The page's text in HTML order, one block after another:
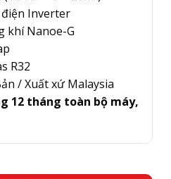
điện Inverter
khí Nanoe-G
R32
/ Xuất xứ Malaysia
12 tháng toàn bộ máy,